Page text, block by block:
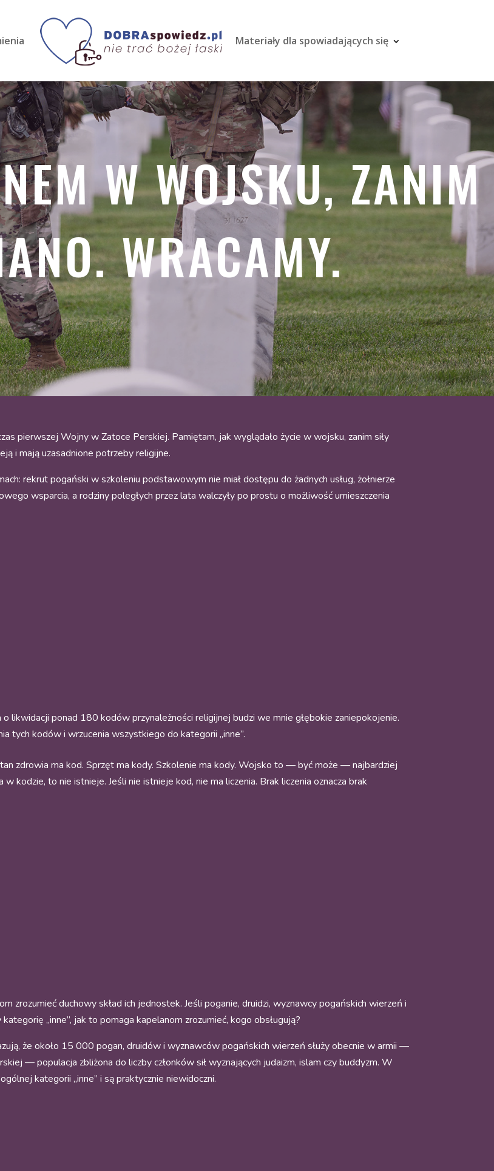
Materiały dla spowiadających się
W WOJSKU, ZANIM
WRACAMY.
pierwszej Wojny w Zatoce Perskiej. Pamiętam, jak wyglądało życie w wojsku, zanim siły
i mają uzasadnione potrzeby religijne.
rekrut pogański w szkoleniu podstawowym nie miał dostępu do żadnych usług, żołnierze
wsparcia, a rodziny poległych przez lata walczyły po prostu o możliwość umieszczenia
likwidacji ponad 180 kodów przynależności religijnej budzi we mnie głębokie zaniepokojenie.
tych kodów i wrzucenia wszystkiego do kategorii „inne”.
zdrowia ma kod. Sprzęt ma kody. Szkolenie ma kody. Wojsko to — być może — najbardziej
kodzie, to nie istnieje. Jeśli nie istnieje kod, nie ma liczenia. Brak liczenia oznacza brak
zrozumieć duchowy skład ich jednostek. Jeśli poganie, druidzi, wyznawcy pogańskich wierzeń i
„inne”, jak to pomaga kapelanom zrozumieć, kogo obsługują?
że około 15 000 pogan, druidów i wyznawców pogańskich wierzeń służy obecnie w armii —
— populacja zbliżona do liczby członków sił wyznających judaizm, islam czy buddyzm. W
kategorii „inne” i są praktycznie niewidoczni.